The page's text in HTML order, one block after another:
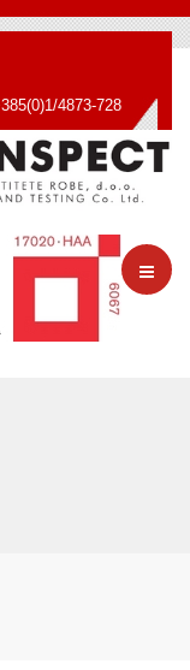
4873-728